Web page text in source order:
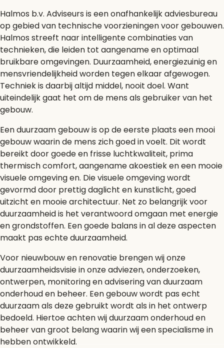
Halmos b.v. Adviseurs is een onafhankelijk adviesbureau
op gebied van technische voorzieningen voor gebouwen.
Halmos streeft naar intelligente combinaties van
technieken, die leiden tot aangename en optimaal
bruikbare omgevingen. Duurzaamheid, energiezuinig en
mensvriendelijkheid worden tegen elkaar afgewogen.
Techniek is daarbij altijd middel, nooit doel. Want
uiteindelijk gaat het om de mens als gebruiker van het
gebouw.
Een duurzaam gebouw is op de eerste plaats een mooi
gebouw waarin de mens zich goed in voelt. Dit wordt
bereikt door goede en frisse luchtkwaliteit, prima
thermisch comfort, aangename akoestiek en een mooie
visuele omgeving en. Die visuele omgeving wordt
gevormd door prettig daglicht en kunstlicht, goed
uitzicht en mooie architectuur. Net zo belangrijk voor
duurzaamheid is het verantwoord omgaan met energie
en grondstoffen. Een goede balans in al deze aspecten
maakt pas echte duurzaamheid.
Voor nieuwbouw en renovatie brengen wij onze
duurzaamheidsvisie in onze adviezen, onderzoeken,
ontwerpen, monitoring en advisering van duurzaam
onderhoud en beheer. Een gebouw wordt pas echt
duurzaam als deze gebruikt wordt als in het ontwerp
bedoeld. Hiertoe achten wij duurzaam onderhoud en
beheer van groot belang waarin wij een specialisme in
hebben ontwikkeld.